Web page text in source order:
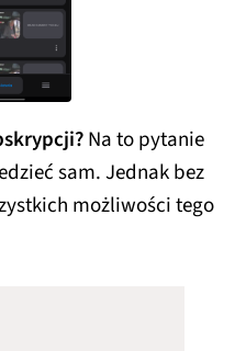
Na to pytanie
sam. Jednak bez
możliwości tego